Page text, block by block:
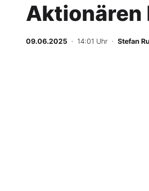
Abo & Shop
BO-Musterdepots
Aktionären
09.06.2025 · 14:01 Uhr · Stefan